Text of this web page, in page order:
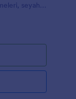
seyahat
iş ve
olursa,
Bu geri
geri